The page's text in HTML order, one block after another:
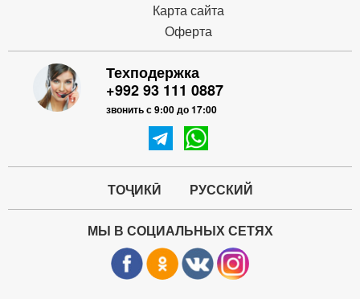
Карта сайта
Оферта
Техподержка
+992 93 111 0887
звонить с 9:00 до 17:00
ТОҶИКӢ РУССКИЙ
МЫ В СОЦИАЛЬНЫХ СЕТЯХ